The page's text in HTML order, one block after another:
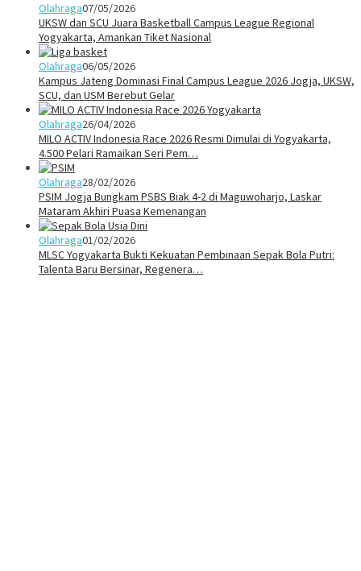
Olahraga07/05/2026
UKSW dan SCU Juara Basketball Campus League Regional
Yogyakarta, Amankan Tiket Nasional
Olahraga06/05/2026
Kampus Jateng Dominasi Final Campus League 2026 Jogja, UKSW,
SCU, dan USM Berebut Gelar
Olahraga26/04/2026
MILO ACTIV Indonesia Race 2026 Resmi Dimulai di Yogyakarta,
4.500 Pelari Ramaikan Seri Pem…
Olahraga28/02/2026
PSIM Jogja Bungkam PSBS Biak 4-2 di Maguwoharjo, Laskar
Mataram Akhiri Puasa Kemenangan
Olahraga01/02/2026
MLSC Yogyakarta Bukti Kekuatan Pembinaan Sepak Bola Putri:
Talenta Baru Bersinar, Regenera…